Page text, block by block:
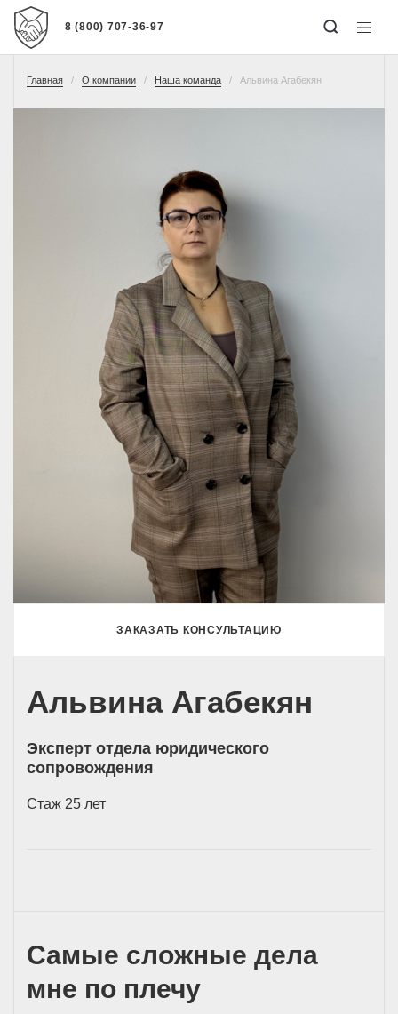
8 (800) 707-36-97
Главная О компании Наша команда Альвина Агабекян
ЗАКАЗАТЬ КОНСУЛЬТАЦИЮ
Альвина Агабекян
Эксперт отдела юридического
сопровождения
Стаж 25 лет
Самые сложные дела
мне по плечу